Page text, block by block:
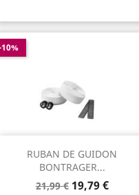
RUBAN DE GUIDON
BONTRAGER...
Prix
21,99 € Prix
19,79 €